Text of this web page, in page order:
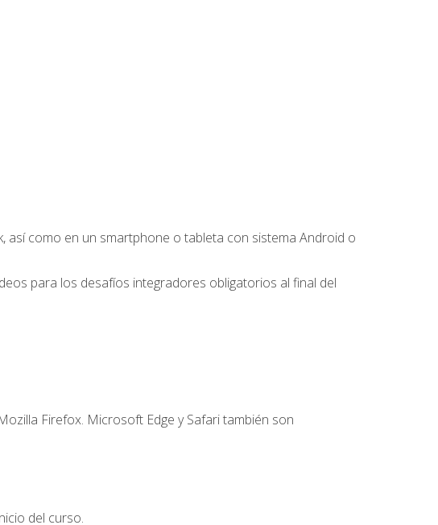
como en un smartphone o tableta con sistema Android o
para los desafíos integradores obligatorios al final del
Firefox. Microsoft Edge y Safari también son
del curso.